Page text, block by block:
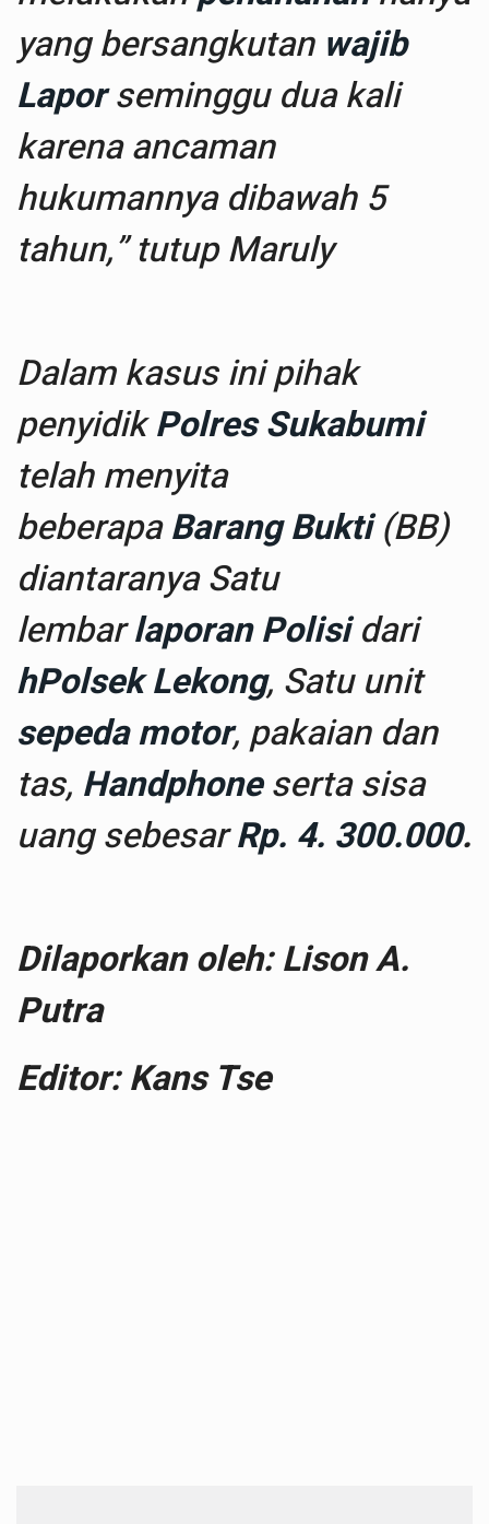
yang bersangkutan wajib
Laporseminggu dua kali
karena ancaman
hukumannya dibawah 5
tahun,” tutup Maruly
Dalam kasus ini pihak
penyidikPolres Sukabumi
telah menyita
beberapaBarang Bukti(BB)
diantaranya Satu
lembarlaporan Polisidari
hPolsek Lekong, Satu unit
sepeda motor, pakaian dan
tas, Handphoneserta sisa
uang sebesarRp. 4. 300.000.
Dilaporkan oleh: Lison A.
Putra
Editor: Kans Tse